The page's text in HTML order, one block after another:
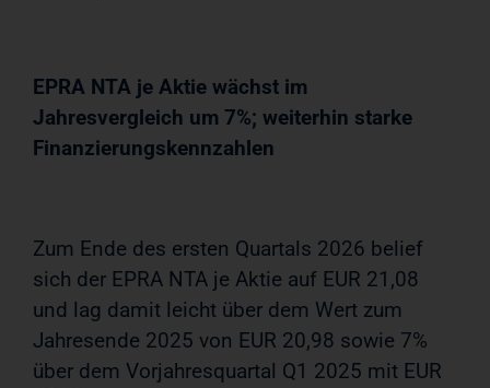
EPRA NTA je Aktie wächst im
Jahresvergleich um 7%; weiterhin starke
Finanzierungskennzahlen
Zum Ende des ersten Quartals 2026 belief
sich der EPRA NTA je Aktie auf EUR 21,08
und lag damit leicht über dem Wert zum
Jahresende 2025 von EUR 20,98 sowie 7%
über dem Vorjahresquartal Q1 2025 mit EUR